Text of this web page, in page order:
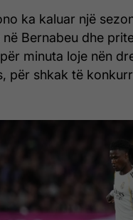
ka kaluar një
në Bernabeu dhe
minuta loje nën
për shkak të